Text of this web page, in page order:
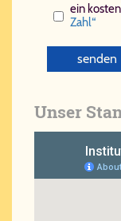
ein
Zahl“
Unser